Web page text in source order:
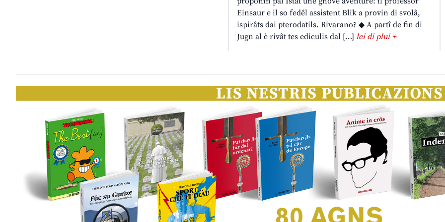
Einsaur e il so fedêl assistent Blik a provin di svolâ,
ispirâts dai pterodatils. Rivarano? ◆ A partî de fin di
Jugn al è rivât tes ediculis dal […] lei di plui +